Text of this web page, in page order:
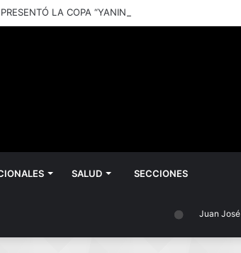
SALUD SECCIONES
Juan José Castelli